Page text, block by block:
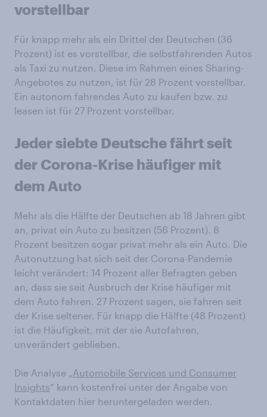
vorstellbar
Für knapp mehr als ein Drittel der Deutschen (36
Prozent) ist es vorstellbar, die selbstfahrenden Autos
als Taxi zu nutzen. Diese im Rahmen eines Sharing-
Angebotes zu nutzen, ist für 28 Prozent vorstellbar.
Ein autonom fahrendes Auto zu kaufen bzw. zu
leasen ist für 27 Prozent vorstellbar.
Jeder siebte Deutsche fährt seit
der Corona-Krise häufiger mit
dem Auto
Mehr als die Hälfte der Deutschen ab 18 Jahren gibt
an, privat ein Auto zu besitzen (56 Prozent). 8
Prozent besitzen sogar privat mehr als ein Auto. Die
Autonutzung hat sich seit der Corona-Pandemie
leicht verändert: 14 Prozent aller Befragten geben
an, dass sie seit Ausbruch der Krise häufiger mit
dem Auto fahren. 27 Prozent sagen, sie fahren seit
der Krise seltener. Für knapp die Hälfte (48 Prozent)
ist die Häufigkeit, mit der sie Autofahren,
unverändert geblieben.
Die Analyse „Automobile Services und Consumer
Insights“ kann kostenfrei unter der Angabe von
Kontaktdaten hier heruntergeladen werden.